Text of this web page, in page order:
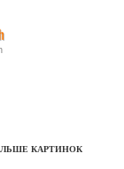
КАРТИНОК